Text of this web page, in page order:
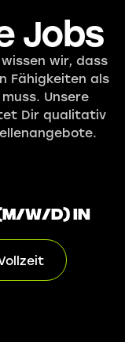
Jobs
wissen wir, dass
Fähigkeiten als
Unsere
Dir qualitativ
w/d) in